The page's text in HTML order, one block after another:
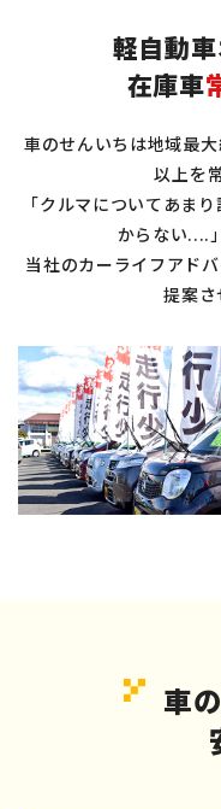
軽自動
在庫車
車のせんいちは地域最
以上を
「クルマについてあま
からない....
当社のカーライフアド
提案さ
車